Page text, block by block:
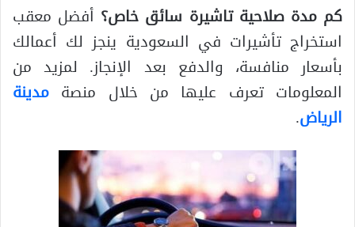
كم مدة صلاحية تاشيرة سائق خاص؟ أفضل معقب
استخراج تأشيرات في السعودية ينجز لك أعمالك
بأسعار منافسة، والدفع بعد الإنجاز. لمزيد من
المعلومات تعرف عليها من خلال منصة مدينة
الرياض.